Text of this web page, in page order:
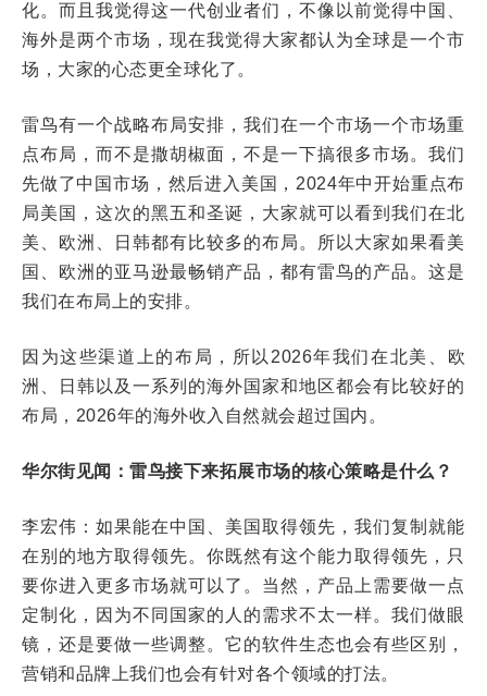
化。而且我觉得这一代创业者们，不像以前觉得中国、
海外是两个市场，现在我觉得大家都认为全球是一个市
场，大家的心态更全球化了。
雷鸟有一个战略布局安排，我们在一个市场一个市场重
点布局，而不是撒胡椒面，不是一下搞很多市场。我们
先做了中国市场，然后进入美国，2024年中开始重点布
局美国，这次的黑五和圣诞，大家就可以看到我们在北
美、欧洲、日韩都有比较多的布局。所以大家如果看美
国、欧洲的亚马逊最畅销产品，都有雷鸟的产品。这是
我们在布局上的安排。
因为这些渠道上的布局，所以2026年我们在北美、欧
洲、日韩以及一系列的海外国家和地区都会有比较好的
布局，2026年的海外收入自然就会超过国内。
华尔街见闻：雷鸟接下来拓展市场的核心策略是什么？
李宏伟：如果能在中国、美国取得领先，我们复制就能
在别的地方取得领先。你既然有这个能力取得领先，只
要你进入更多市场就可以了。当然，产品上需要做一点
定制化，因为不同国家的人的需求不太一样。我们做眼
镜，还是要做一些调整。它的软件生态也会有些区别，
营销和品牌上我们也会有针对各个领域的打法。